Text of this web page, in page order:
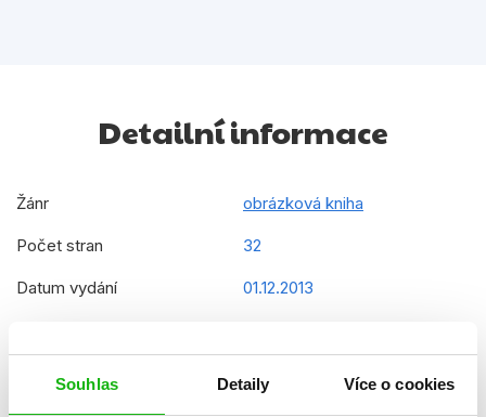
Souhlas Detaily Více o cookies
Detailní informace
Žánr obrázková kniha
Počet stran 32
Datum vydání 01.12.2013